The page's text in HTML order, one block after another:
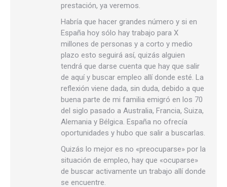
prestación, ya veremos.
Habría que hacer grandes número y si en
España hoy sólo hay trabajo para X
millones de personas y a corto y medio
plazo esto seguirá así, quizás alguien
tendrá que darse cuenta que hay que salir
de aquí y buscar empleo allí donde esté. La
reflexión viene dada, sin duda, debido a que
buena parte de mi familia emigró en los 70
del siglo pasado a Australia, Francia, Suiza,
Alemania y Bélgica. España no ofrecía
oportunidades y hubo que salir a buscarlas.
Quizás lo mejor es no «preocuparse» por la
situación de empleo, hay que «ocuparse»
de buscar activamente un trabajo allí donde
se encuentre.